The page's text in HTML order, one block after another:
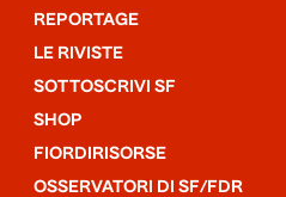
REPORTAGE
LE RIVISTE
SOTTOSCRIVI SF
SHOP
FIORDIRISORSE
OSSERVATORI DI SF/FDR